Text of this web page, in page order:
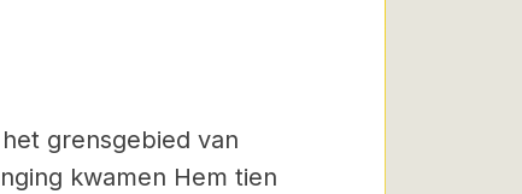
grensgebied van
kwamen Hem tien